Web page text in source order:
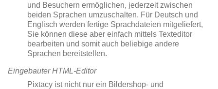
und Besuchern ermöglichen, jederzeit zwischen
beiden Sprachen umzuschalten. Für Deutsch und
Englisch werden fertige Sprachdateien mitgeliefert,
Sie können diese aber einfach mittels Texteditor
bearbeiten und somit auch beliebige andere
Sprachen bereitstellen.
Eingebauter HTML-Editor
Pixtacy ist nicht nur ein Bildershop- und